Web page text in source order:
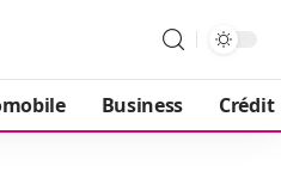
Business Crédit